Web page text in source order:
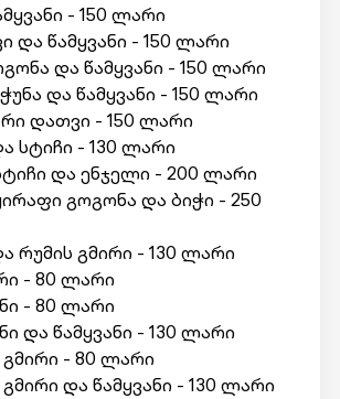
- 150 ლარი
და წამყვანი - 150 ლარი
და წამყვანი - 150 ლარი
და წამყვანი - 150 ლარი
დათვი - 150 ლარი
სტიჩი - 130 ლარი
და ენჯელი - 200 ლარი
გოგონა და ბიჭი - 250
რუმის გმირი - 130 ლარი
- 80 ლარი
- 80 ლარი
და წამყვანი - 130 ლარი
- 80 ლარი
და წამყვანი - 130 ლარი